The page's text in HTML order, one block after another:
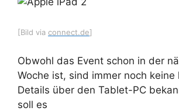
[Bild via connect.de]
Obwohl das Event schon in der
Woche ist, sind immer noch keine
Details über den Tablet-PC
soll es